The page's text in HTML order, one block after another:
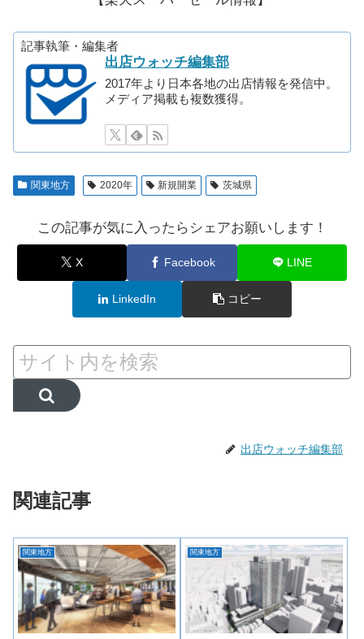
記事執筆・編集者
出店ウォッチ編集部
2017年より日本各地の出店情報を発信中。
メディア掲載も複数獲得。
関東地方 2020年 新規開業 茨城県
この記事が気に入ったらシェアお願いします！
X Facebook LINE
LinkedIn コピー
出店ウォッチ編集部
関連記事
関東地方 関東地方